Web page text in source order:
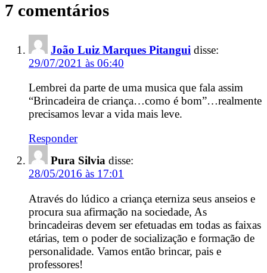
7 comentários
João Luiz Marques Pitangui disse:
29/07/2021 às 06:40
Lembrei da parte de uma musica que fala assim
“Brincadeira de criança…como é bom”…realmente
precisamos levar a vida mais leve.
Responder
Pura Silvia disse:
28/05/2016 às 17:01
Através do lúdico a criança eterniza seus anseios e
procura sua afirmação na sociedade, As
brincadeiras devem ser efetuadas em todas as faixas
etárias, tem o poder de socialização e formação de
personalidade. Vamos então brincar, pais e
professores!